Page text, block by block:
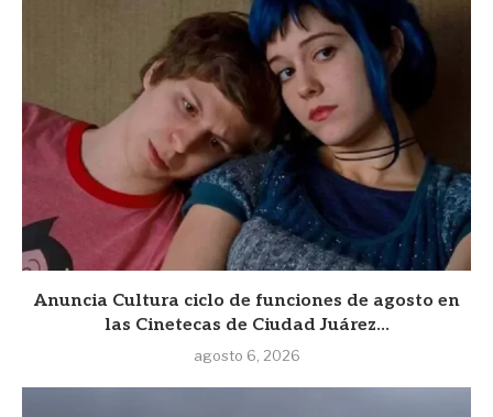
Anuncia Cultura ciclo de funciones de agosto en
las Cinetecas de Ciudad Juárez...
agosto 6, 2026